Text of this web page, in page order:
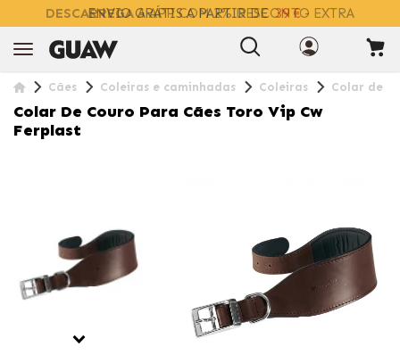
DESCARREGAA APP COM 2% DESCONTO EXTRA
Cães Coleiras e caminhadas Coleiras Colar de
Colar De Couro Para Cães Toro Vip Cw
Ferplast